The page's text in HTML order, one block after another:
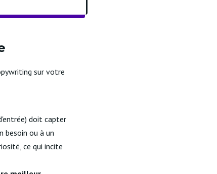
sur votre
doit capter
besoin ou à un
ce qui incite